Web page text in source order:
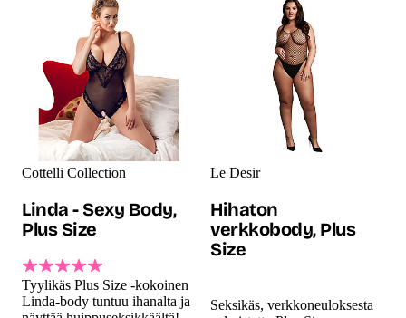
Cottelli Collection
Linda - Sexy Body,
Plus Size
Tyylikäs Plus Size -kokoinen
Linda-body tuntuu ihanalta ja
Le Desir
Hihaton
verkkobody, Plus
Size
Seksikäs, verkkoneuloksesta